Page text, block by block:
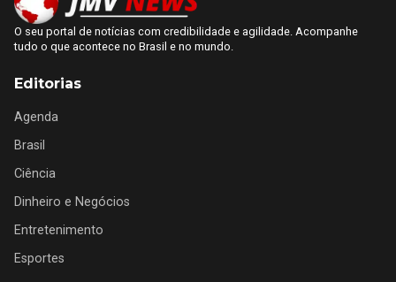
O seu portal de notícias com credibilidade e agilidade. Acompanhe
tudo o que acontece no Brasil e no mundo.
Editorias
Agenda
Brasil
Ciência
Dinheiro e Negócios
Entretenimento
Esportes